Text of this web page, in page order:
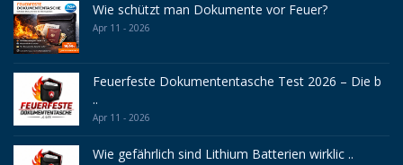
Wie schützt man Dokumente vor Feuer?
Apr 11 - 2026
Feuerfeste Dokumententasche Test 2026 – Die b
..
Apr 11 - 2026
Wie gefährlich sind Lithium Batterien wirklic ..